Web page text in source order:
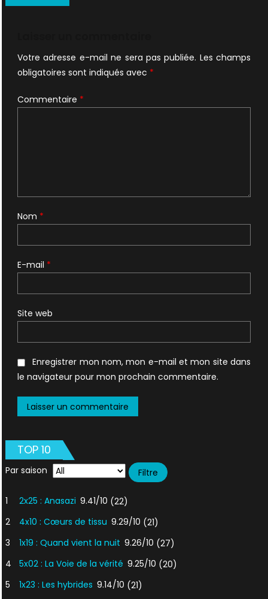
Votre adresse e-mail ne sera pas publiée. Les champs
obligatoires sont indiqués avec *
Commentaire *
Nom *
E-mail *
Site web
Enregistrer mon nom, mon e-mail et mon site dans
le navigateur pour mon prochain commentaire.
TOP 10
Par saison
1 2x25 : Anasazi 9.41/10 (22)
2
4x10 : Cœurs de tissu 9.29/10 (21)
3
1x19 : Quand vient la nuit 9.26/10 (27)
4
5x02 : La Voie de la vérité 9.25/10 (20)
5
1x23 : Les hybrides 9.14/10 (21)